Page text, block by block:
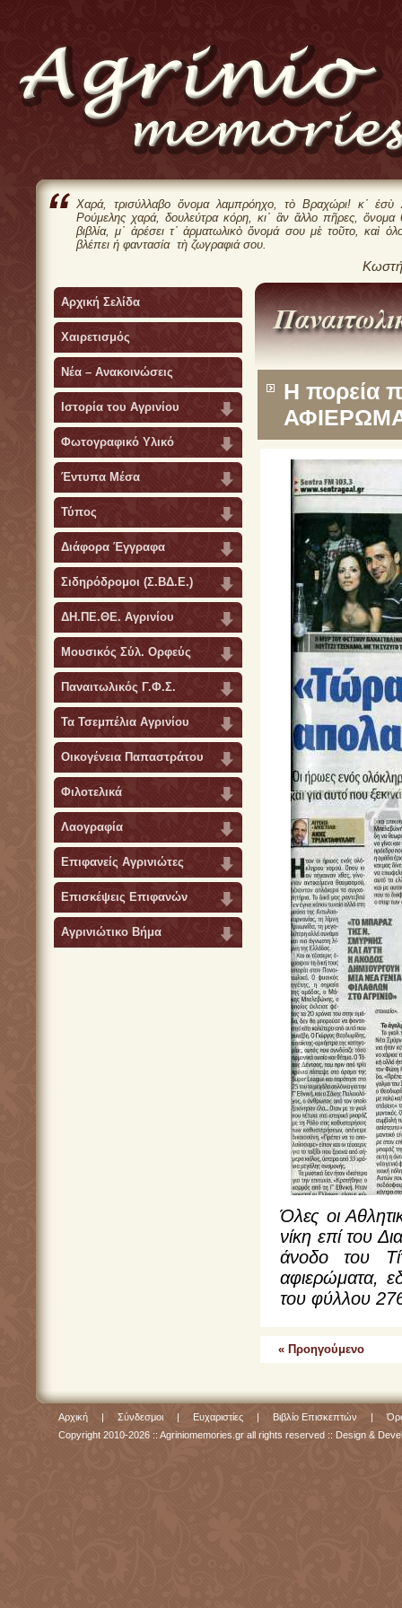
Χαρά, τρισύλλαβο ὄνομα λαμπρόηχο, τὸ Βραχώρι! κ᾿ ἐσὺ
Ρούμελης χαρά, δουλεύτρα κόρη, κι᾿ ἂν ἄλλο πῆρες, ὄνομα
βιβλία, μ᾿ ἀρέσει τ᾿ ἀρματωλικὸ ὄνομά σου μὲ τοῦτο, καὶ
βλέπει ἡ φαντασία τὴ ζωγραφιά σου.
Αρχική Σελίδα
Χαιρετισμός
Νέα – Ανακοινώσεις
Ιστορία του Αγρινίου
Φωτογραφικό Υλικό
Έντυπα Μέσα
Τύπος
Διάφορα Έγγραφα
Σιδηρόδρομοι (Σ.ΒΔ.Ε.)
ΔΗ.ΠΕ.ΘΕ. Αγρινίου
Μουσικός Σύλ. Ορφεύς
Παναιτωλικός Γ.Φ.Σ.
Τα Τσεμπέλια Αγρινίου
Οικογένεια Παπαστράτου
Φιλοτελικά
Λαογραφία
Επιφανείς Αγρινιώτες
Επισκέψεις Επιφανών
Αγρινιώτικο Βήμα
Η πορεία
Όλες οι
νίκη επί του
άνοδο του
αφιερώματα,
του φύλλου
« Προηγούμενο
Αρχική | Σύνδεσμοι | Ευχαριστίες | Βιβλίο Επισκεπτών |
Copyright 2010-2026 :: Agriniomemories.gr all rights reserved :: Design &